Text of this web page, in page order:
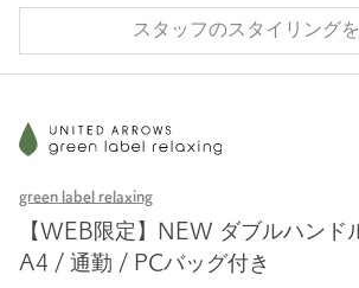
スタッフのスタイリング
green label relaxing
【WEB限定】NEW ダブルハンド
A4 / 通勤 / PCバッグ付き